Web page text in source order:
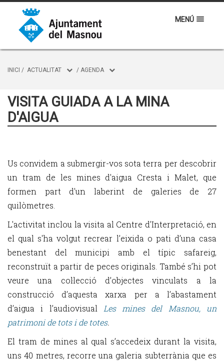
MENÚ
INICI / ACTUALITAT / AGENDA
VISITA GUIADA A LA MINA
D'AIGUA
Us convidem a submergir-vos sota terra per descobrir
un tram de les mines d'aigua Cresta i Malet, que
formen part d'un laberint de galeries de 27
quilòmetres.
L'activitat inclou la visita al Centre d'Interpretació, en
el qual s'ha volgut recrear l’eixida o pati d’una casa
benestant del municipi amb el típic safareig,
reconstruït a partir de peces originals. També s’hi pot
veure una col·lecció d’objectes vinculats a la
construcció d’aquesta xarxa per a l’abastament
d’aigua i l’audiovisual
Les mines del Masnou, un
patrimoni de tots i de totes.
El tram de mines al qual s’accedeix durant la visita,
uns 40 metres, recorre una galeria subterrània que es